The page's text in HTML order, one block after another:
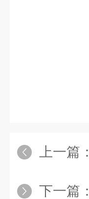
上一篇：
下一篇：